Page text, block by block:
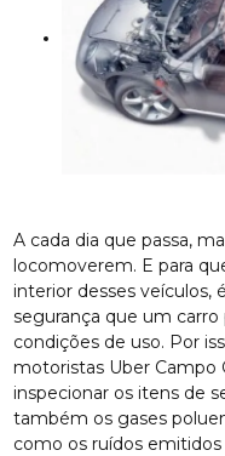
A cada dia que passa,
locomoverem. E para
interior desses veículos,
segurança que um
condições de uso. Por
motoristas Uber Campo
inspecionar os itens de
também os gases
como os ruídos